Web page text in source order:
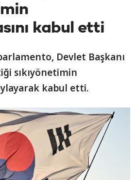
kabul etti
Devlet Başkanı
sıkıyönetimin
kabul etti.